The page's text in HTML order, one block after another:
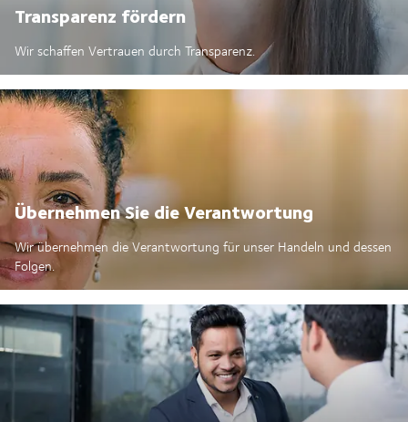
Transparenz fördern
Wir schaffen Vertrauen durch Transparenz.
Übernehmen Sie die Verantwortung
Wir übernehmen die Verantwortung für unser Handeln und dessen
Folgen.